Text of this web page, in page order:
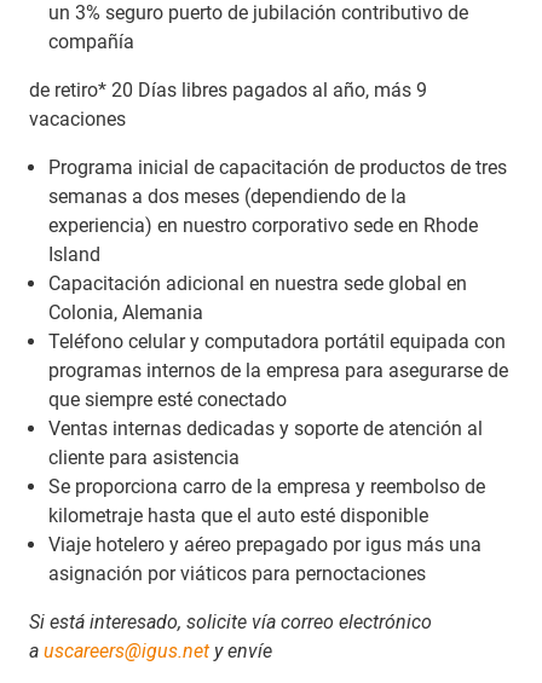
un 3% seguro puerto de jubilación contributivo de
compañía
de retiro* 20 Días libres pagados al año, más 9
vacaciones
Programa inicial de capacitación de productos de tres
semanas a dos meses (dependiendo de la
experiencia) en nuestro corporativo sede en Rhode
Island
Capacitación adicional en nuestra sede global en
Colonia, Alemania
Teléfono celular y computadora portátil equipada con
programas internos de la empresa para asegurarse de
que siempre esté conectado
Ventas internas dedicadas y soporte de atención al
cliente para asistencia
Se proporciona carro de la empresa y reembolso de
kilometraje hasta que el auto esté disponible
Viaje hotelero y aéreo prepagado por igus más una
asignación por viáticos para pernoctaciones
Si está interesado, solicite vía correo electrónico
a uscareers@igus.net y envíe